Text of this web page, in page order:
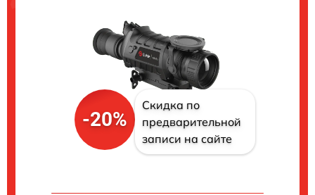
-20%
Скидка по
предварительной
записи на сайте